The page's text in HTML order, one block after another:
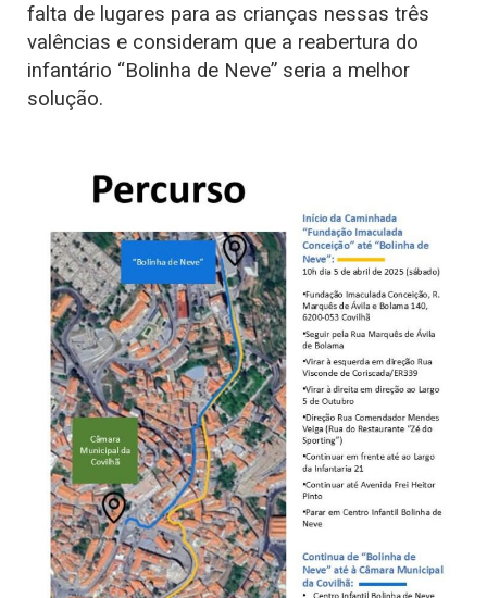
falta de lugares para as crianças nessas três
valências e consideram que a reabertura do
infantário “Bolinha de Neve” seria a melhor
solução.